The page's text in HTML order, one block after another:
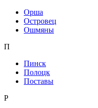
Орша
Островец
Ошмяны
П
Пинск
Полоцк
Поставы
Р